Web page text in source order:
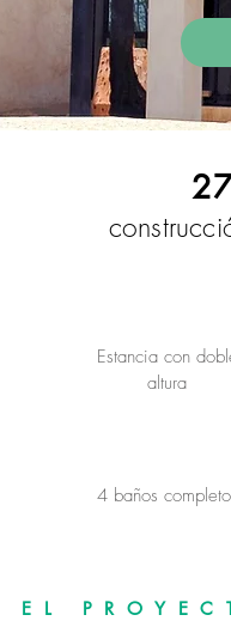
Estancia con
altura
4 baños
EL